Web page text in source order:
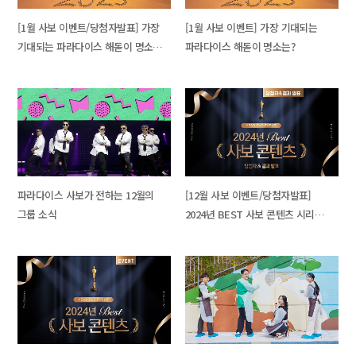
[1월 사보 이벤트/당첨자발표] 가장
기대되는 파라다이스 해돋이 명소
[1월 사보 이벤트] 가장 기대되는
파라다이스 해돋이 명소는?
파라다이스 사보가 전하는 12월의
그룹 소식
[12월 사보 이벤트/당첨자발표]
2024년 BEST 사보 콘텐츠 시리즈